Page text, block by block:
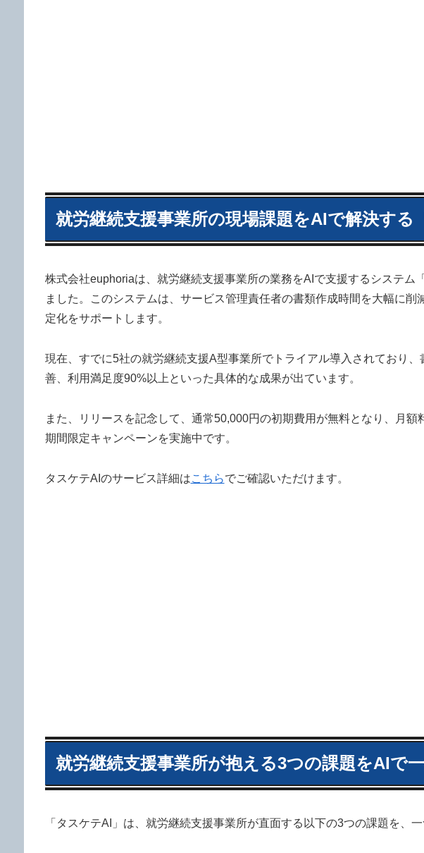
就労継続支援事業所の現場課題をAIで解決する
株式会社euphoriaは、就労継続支援事業所の業務をAIで支援するシステム
ました。このシステムは、サービス管理責任者の書類作成時間を大幅に
定化をサポートします。
現在、すでに5社の就労継続支援A型事業所でトライアル導入されており
善、利用満足度90%以上といった具体的な成果が出ています。
また、リリースを記念して、通常50,000円の初期費用が無料となり、月
期間限定キャンペーンを実施中です。
タスケテAIのサービス詳細はこちらでご確認いただけます。
就労継続支援事業所が抱える3つの課題をAIで
「タスケテAI」は、就労継続支援事業所が直面する以下の3つの課題を、